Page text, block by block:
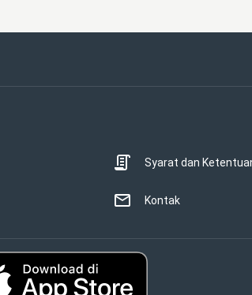
Syarat dan
Kontak